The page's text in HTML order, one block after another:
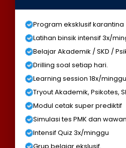
Program eksklusif karantina
Latihan binsik intensif 3x/
Belajar Akademik / SKD /
Drilling soal setiap hari.
Learning session 18x/
Tryout Akademik, Psikotes,
Modul cetak super prediktif
Simulasi tes PMK dan
Intensif Quiz 3x/minggu